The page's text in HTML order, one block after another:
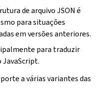
de arquivo JSON é
para situações
em versões anteriores.
para traduzir
a várias variantes das